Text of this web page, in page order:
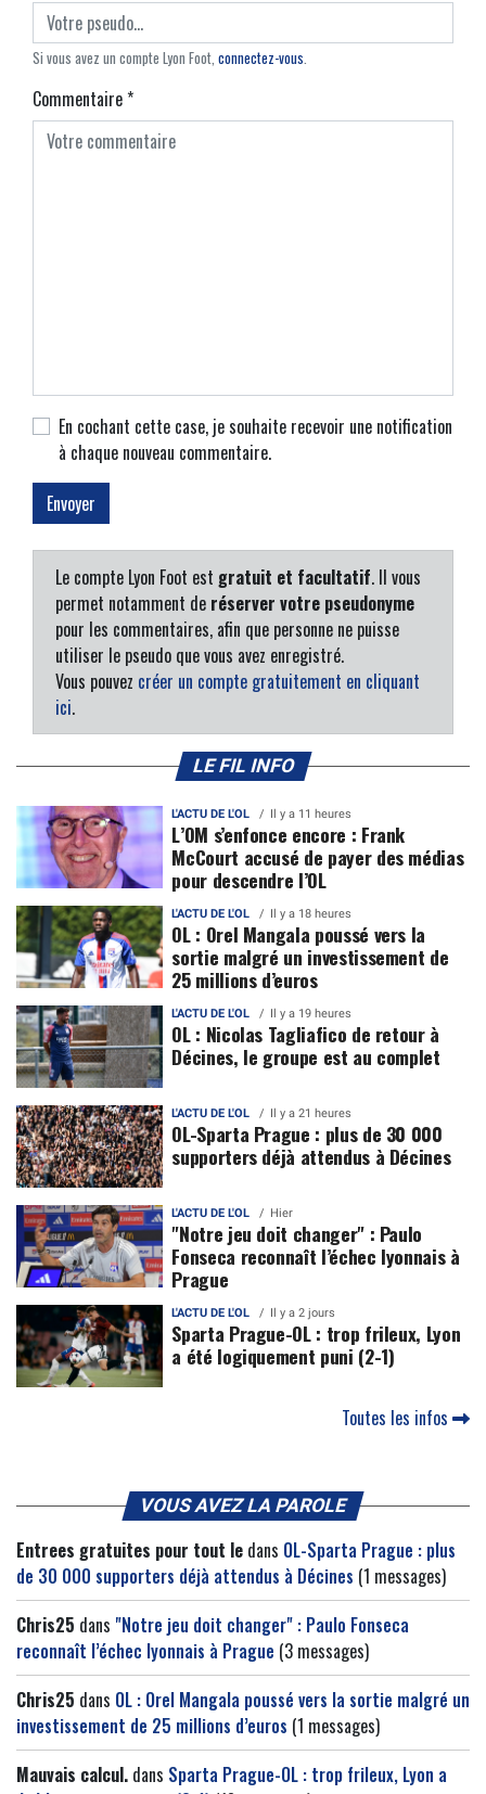
Si vous avez un compte Lyon Foot, connectez-vous.
Commentaire*
En cochant cette case, je souhaite recevoir une notification
à chaque nouveau commentaire.
Le compte Lyon Foot est gratuit et facultatif. Il vous
permet notamment de réserver votre pseudonyme
pour les commentaires, afin que personne ne puisse
utiliser le pseudo que vous avez enregistré.
Vous pouvez créer un compte gratuitement en cliquant
ici.
LE FIL INFO
L'ACTU DE L'OL Il y a 11 heures
L’OM s’enfonce encore : Frank
McCourt accusé de payer des médias
pour descendre l’OL
L'ACTU DE L'OL Il y a 18 heures
OL : Orel Mangala poussé vers la
sortie malgré un investissement de
25 millions d’euros
L'ACTU DE L'OL Il y a 19 heures
OL : Nicolas Tagliafico de retour à
Décines, le groupe est au complet
L'ACTU DE L'OL Il y a 21 heures
OL-Sparta Prague : plus de 30 000
supporters déjà attendus à Décines
L'ACTU DE L'OL Hier
"Notre jeu doit changer" : Paulo
Fonseca reconnaît l’échec lyonnais à
Prague
L'ACTU DE L'OL Il y a 2 jours
Sparta Prague-OL : trop frileux, Lyon
a été logiquement puni (2-1)
Toutes les infos
VOUS AVEZ LA PAROLE
Entrees gratuites pour tout le dans OL-Sparta Prague : plus
de 30 000 supporters déjà attendus à Décines (1 messages)
Chris25 dans "Notre jeu doit changer" : Paulo Fonseca
reconnaît l’échec lyonnais à Prague (3 messages)
Chris25 dans OL : Orel Mangala poussé vers la sortie malgré un
investissement de 25 millions d’euros (1 messages)
Mauvais calcul. dans Sparta Prague-OL : trop frileux, Lyon a